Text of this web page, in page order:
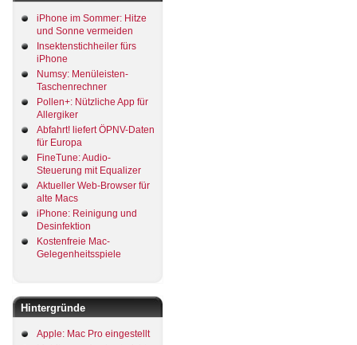
iPhone im Sommer: Hitze
und Sonne vermeiden
Insektenstichheiler fürs
iPhone
Numsy: Menüleisten-
Taschenrechner
Pollen+: Nützliche App für
Allergiker
Abfahrt! liefert ÖPNV-Daten
für Europa
FineTune: Audio-
Steuerung mit Equalizer
Aktueller Web-Browser für
alte Macs
iPhone: Reinigung und
Desinfektion
Kostenfreie Mac-
Gelegenheitsspiele
Hintergründe
Apple: Mac Pro eingestellt